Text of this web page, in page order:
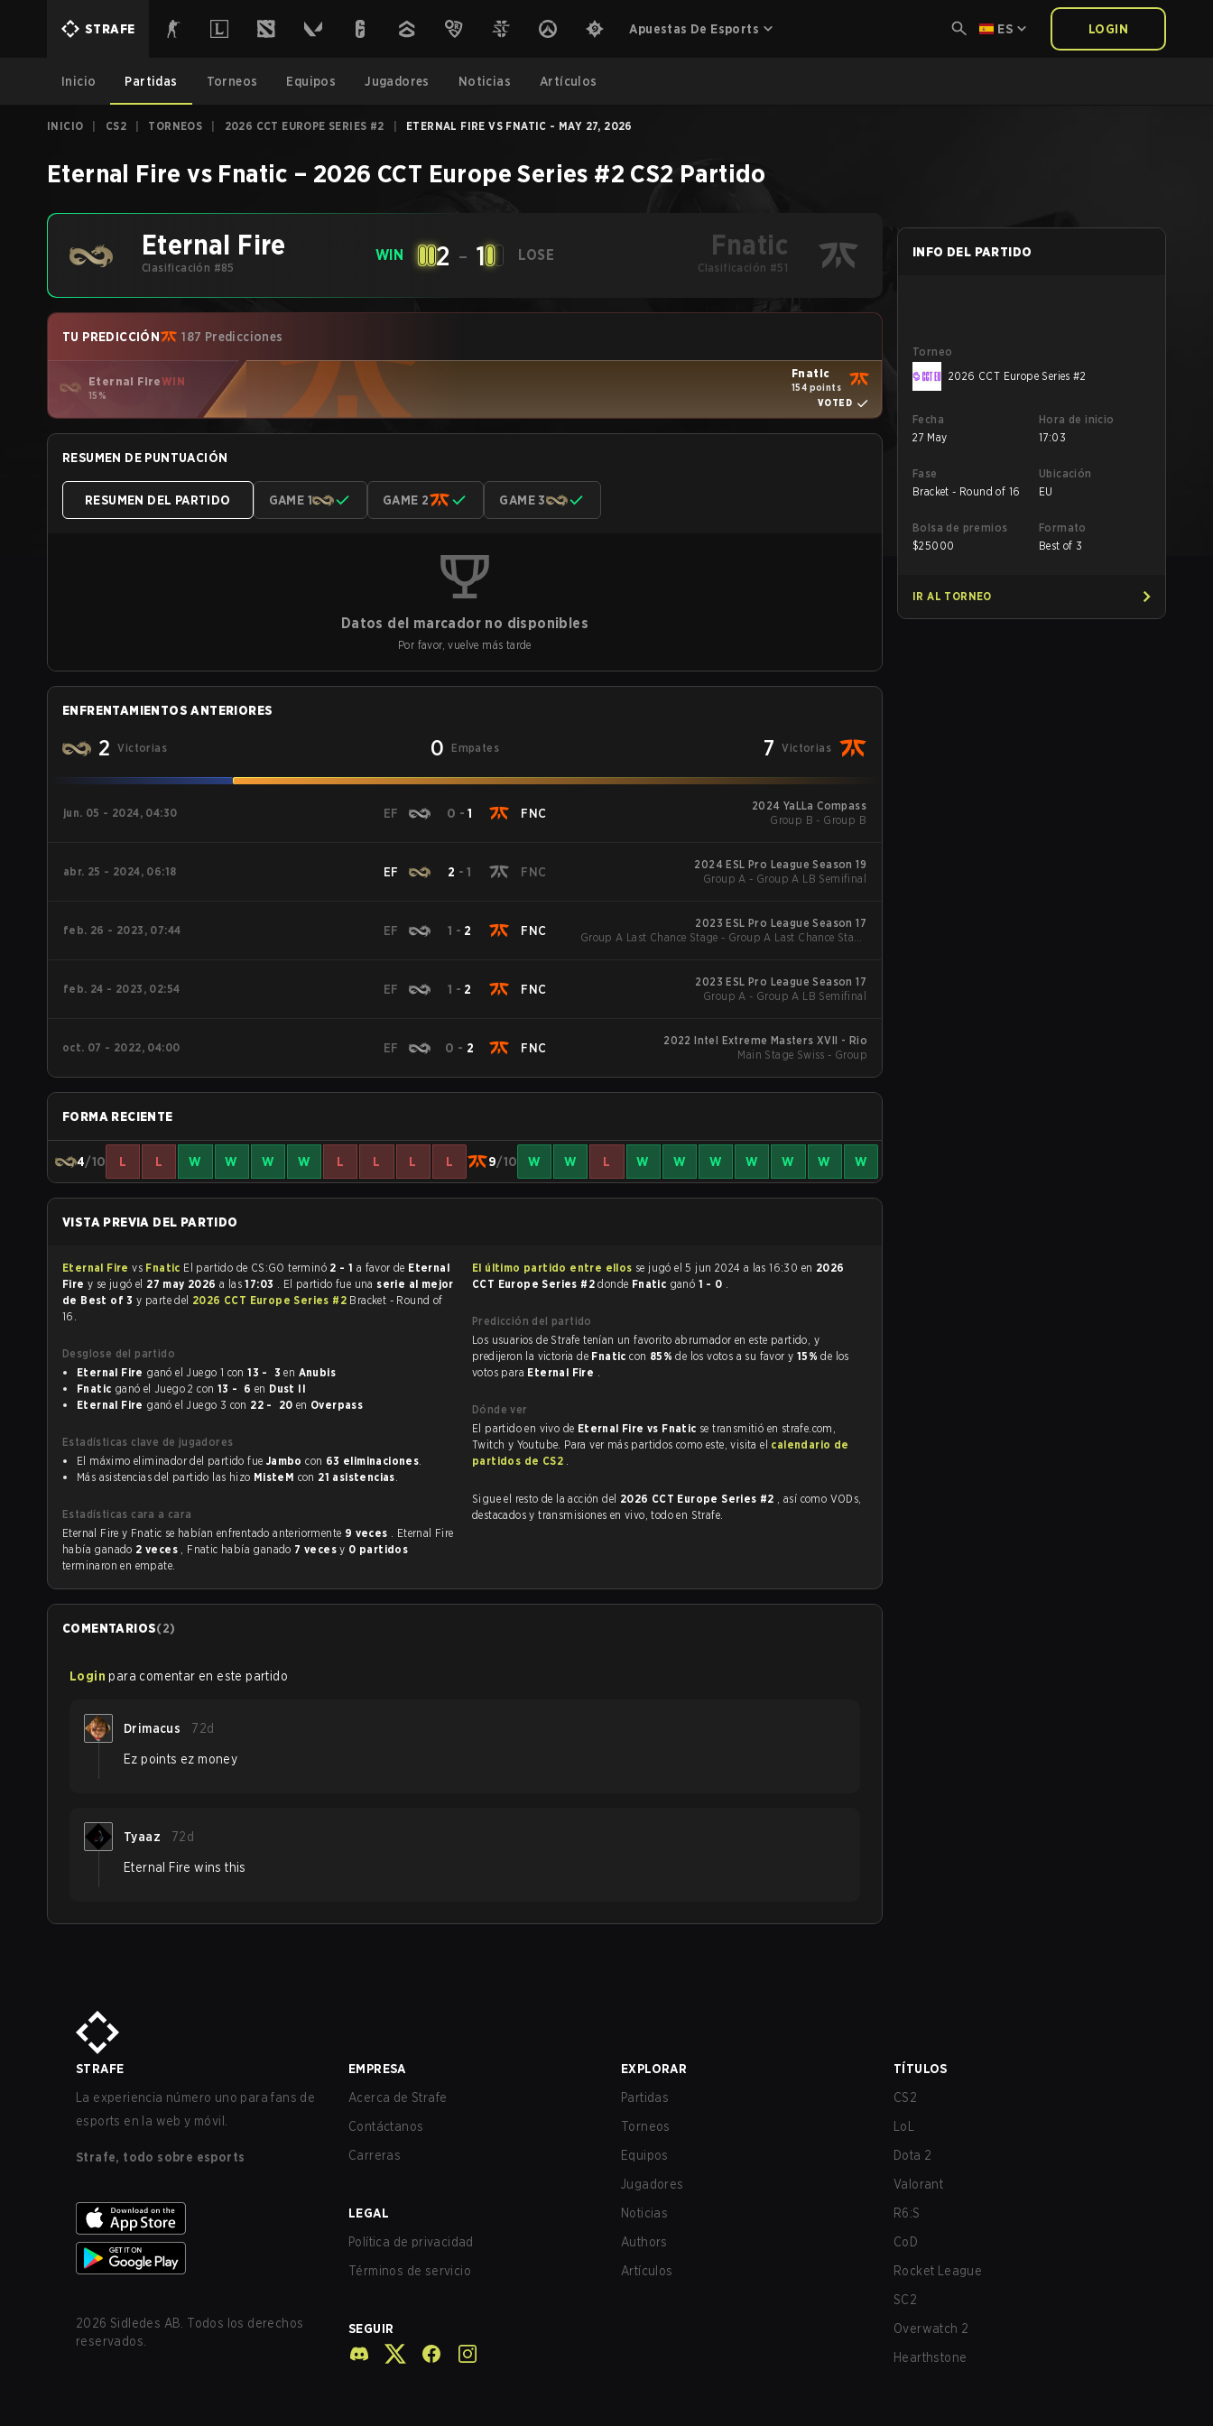
STRAFE Apuestas De Esports ES LOGIN
Inicio Partidas Torneos Equipos Jugadores Noticias Artículos
INICIO CS2 TORNEOS 2026 CCT EUROPE SERIES #2 ETERNAL FIRE VS FNATIC - MAY 27, 2026
Eternal Fire vs Fnatic – 2026 CCT Europe Series #2 CS2 Partido
Eternal Fire
Clasificación #85
WIN 2 - 1 LOSE Fnatic
Clasificación #51
TU PREDICCIÓN 187 Predicciones
Eternal FireWIN
15%
Fnatic
154 points
VOTED
RESUMEN DE PUNTUACIÓN
RESUMEN DEL PARTIDO GAME 1 GAME 2 GAME 3
Datos del marcador no disponibles
Por favor, vuelve más tarde
ENFRENTAMIENTOS ANTERIORES
2 Victorias 0 Empates 7 Victorias
jun. 05 - 2024, 04:30 EF 0 -1 FNC
2024 YaLLa Compass
Group B - Group B
abr. 25 - 2024, 06:18 EF 2 -1 FNC
2024 ESL Pro League Season 19
Group A - Group A LB Semifinal
feb. 26 - 2023, 07:44 EF 1 - 2 FNC
2023 ESL Pro League Season 17
Group A Last Chance Stage - Group A Last Chance Stage
feb. 24 - 2023, 02:54 EF 1 - 2 FNC
2023 ESL Pro League Season 17
Group A - Group A LB Semifinal
oct. 07 - 2022, 04:00 EF 0 - 2 FNC
2022 Intel Extreme Masters XVII - Rio
Main Stage Swiss - Group
FORMA RECIENTE
4/10 L L W W W W L L L L 9/10 W W L W W W W W W W
VISTA PREVIA DEL PARTIDO
Eternal Firevs Fnatic El partido de CS:GO terminó 2 - 1 a favor de Eternal
Fire y se jugó el 27 may 2026 a las17:03 . El partido fue una serie al mejor
de Best of 3y parte del 2026 CCT Europe Series #2 Bracket - Round of
16.
Desglose del partido
Eternal Fire
ganó el Juego 1 con 13 - 3 en Anubis
Fnatic
ganó el Juego 2 con 13 - 6 en Dust II
Eternal Fire
ganó el Juego 3 con 22 - 20 en Overpass
Estadísticas clave de jugadores
El máximo eliminador del partido fue Jambo con 63 eliminaciones.
Más asistencias del partido las hizo MisteM con 21 asistencias.
Estadísticas cara a cara
Eternal Fire y Fnatic se habían enfrentado anteriormente 9 veces . Eternal Fire
había ganado 2 veces , Fnatic había ganado 7 vecesy 0 partidos
terminaron en empate.
El último partido entre ellos se jugó el 5 jun 2024 a las 16:30 en 2026
CCT Europe Series #2donde Fnatic ganó 1 - 0 .
Predicción del partido
Los usuarios de Strafe tenían un favorito abrumador en este partido, y
predijeron la victoria de Fnaticcon 85%de los votos a su favor y 15%de los
votos para Eternal Fire .
Dónde ver
El partido en vivo de Eternal Fire vs Fnatic se transmitió en strafe.com,
Twitch y Youtube. Para ver más partidos como este, visita el calendario de
partidos de CS2 .
Sigue el resto de la acción del 2026 CCT Europe Series #2 , así como VODs,
destacados y transmisiones en vivo, todo en Strafe.
COMENTARIOS(2)
Login para comentar en este partido
Drimacus 72d
Ez points ez money
Tyaaz 72d
Eternal Fire wins this
INFO DEL PARTIDO
Torneo
2026 CCT Europe Series #2
Fecha
27 May
Hora de inicio
17:03
Fase
Bracket - Round of 16
Ubicación
EU
Bolsa de premios
$25000
Formato
Best of 3
IR AL TORNEO
STRAFE
La experiencia número uno para fans de
esports en la web y móvil.
Strafe, todo sobre esports
2026 Sidledes AB. Todos los derechos
reservados.
EMPRESA
Acerca de Strafe
Contáctanos
Carreras
LEGAL
Política de privacidad
Términos de servicio
SEGUIR
EXPLORAR
Partidas
Torneos
Equipos
Jugadores
Noticias
Authors
Artículos
TÍTULOS
CS2
LoL
Dota 2
Valorant
R6:S
CoD
Rocket League
SC2
Overwatch 2
Hearthstone